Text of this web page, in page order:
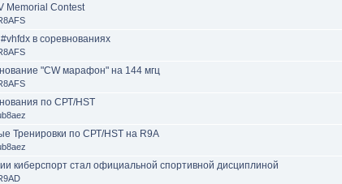
Memorial Contest
в соревнованиях
"CW марафон" на 144 мгц
по СРТ/HST
Тренировки по СРТ/HST на R9A
киберспорт стал официальной спортивной дисциплиной